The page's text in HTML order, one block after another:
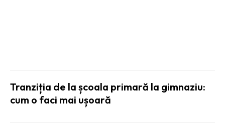
Tranziția de la școala primară la gimnaziu:
cum o faci mai ușoară